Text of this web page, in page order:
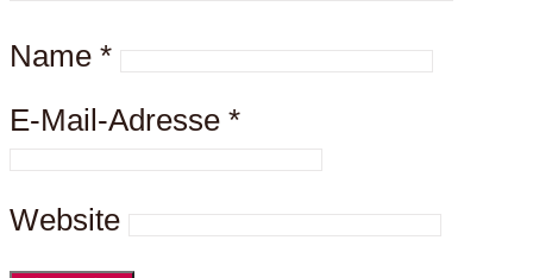
Name *
E-Mail-Adresse *
Website